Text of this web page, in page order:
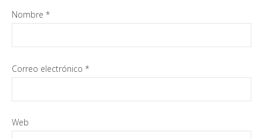
Nombre *
Correo electrónico *
Web